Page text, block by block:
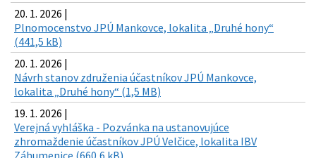
20. 1. 2026 |
Plnomocenstvo JPÚ Mankovce, lokalita „Druhé hony“
(441,5 kB)
20. 1. 2026 |
Návrh stanov združenia účastníkov JPÚ Mankovce,
lokalita „Druhé hony“ (1,5 MB)
19. 1. 2026 |
Verejná vyhláška - Pozvánka na ustanovujúce
zhromaždenie účastníkov JPÚ Velčice, lokalita IBV